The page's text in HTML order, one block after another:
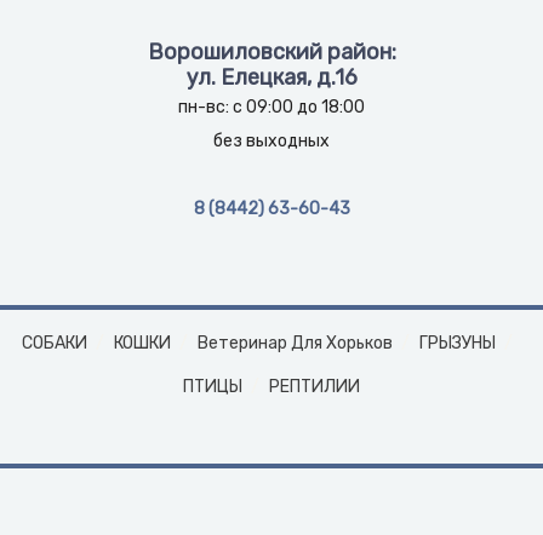
Ворошиловский район:
ул. Елецкая, д.16
пн-вс: с 09:00 до 18:00
без выходных
8 (8442) 63-60-43
СОБАКИ КОШКИ Ветеринар Для Хорьков ГРЫЗУНЫ
ПТИЦЫ РЕПТИЛИИ